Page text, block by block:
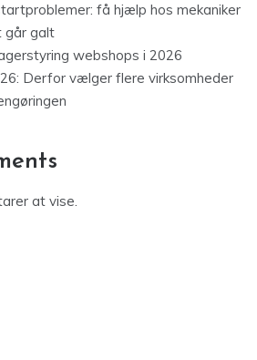
få hjælp hos mekaniker
går galt
webshops i 2026
Derfor vælger flere virksomheder
at vise.